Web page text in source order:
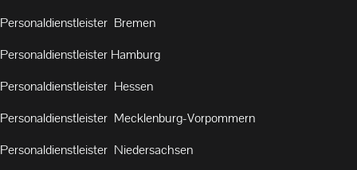
Personaldienstleister Bremen
Personaldienstleister Hamburg
Personaldienstleister Hessen
Personaldienstleister Mecklenburg-Vorpommern
Personaldienstleister Niedersachsen